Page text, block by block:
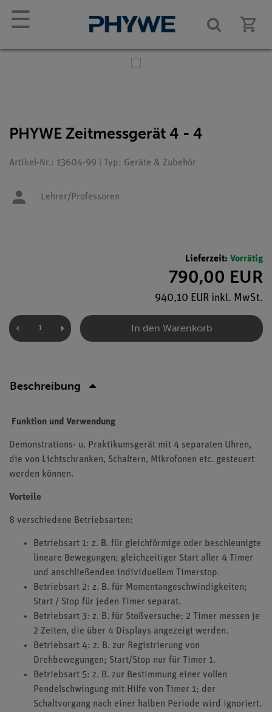
☰
PHYWE Zeitmessgerät 4 - 4
Artikel-Nr.: 13604-99 | Typ: Geräte & Zubehör
Lehrer/Professoren
Lieferzeit: Vorrätig
790,00 EUR
940,10 EUR inkl. MwSt.
In den Warenkorb
Beschreibung
Funktion und Verwendung
Demonstrations- u. Praktikumsgerät mit 4 separaten Uhren,
die von Lichtschranken, Schaltern, Mikrofonen etc. gesteuert
werden können.
Vorteile
8 verschiedene Betriebsarten:
Betriebsart 1: z. B. für gleichförmige oder beschleunigte
lineare Bewegungen; gleichzeitiger Start aller 4 Timer
und anschließenden individuellem Timerstop.
Betriebsart 2: z. B. für Momentangeschwindigkeiten;
Start / Stop für jeden Timer separat.
Betriebsart 3: z. B. für Stoßversuche; 2 Timer messen je
2 Zeiten, die über 4 Displays angezeigt werden.
Betriebsart 4: z. B. zur Registrierung von
Drehbewegungen; Start/Stop nur für Timer 1.
Betriebsart 5: z. B. zur Bestimmung einer vollen
Pendelschwingung mit Hilfe von Timer 1; der
Schaltvorgang nach einer halben Periode wird ignoriert.